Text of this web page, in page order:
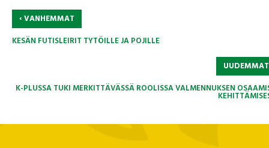
‹VANHEMMAT
KESÄN FUTISLEIRIT TYTÖILLE JA POJILLE
K-PLUSSA TUKI MERKITTÄVÄSSÄ ROOLISSA VALMENNUKSEN